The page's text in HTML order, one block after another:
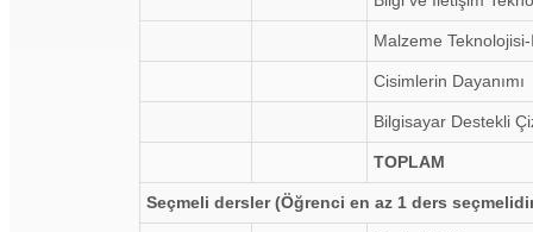
Malzeme Teknolojisi-I
Cisimlerin Dayanımı
Bilgisayar Destekli
TOPLAM
Seçmeli dersler (Öğrenci en az 1 ders